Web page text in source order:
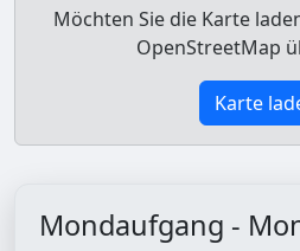
Möchten Sie die Karte
OpenStreetMap
Karte
Mondaufgang -